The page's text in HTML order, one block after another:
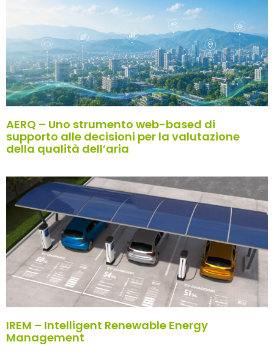
AERQ – Uno strumento web-based di
supporto alle decisioni per la valutazione
della qualità dell’aria
IREM – Intelligent Renewable Energy
Management